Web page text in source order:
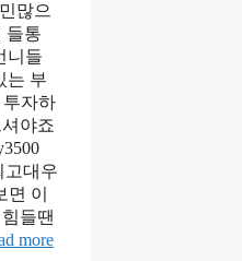
많으
들통
니들
는 부
자하
야죠
고대우
면 이
들땐
more